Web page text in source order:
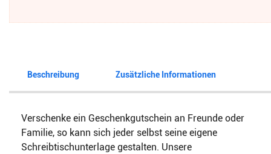
Beschreibung Zusätzliche Informationen
Verschenke ein Geschenkgutschein an Freunde oder
Familie, so kann sich jeder selbst seine eigene
Schreibtischunterlage gestalten. Unsere